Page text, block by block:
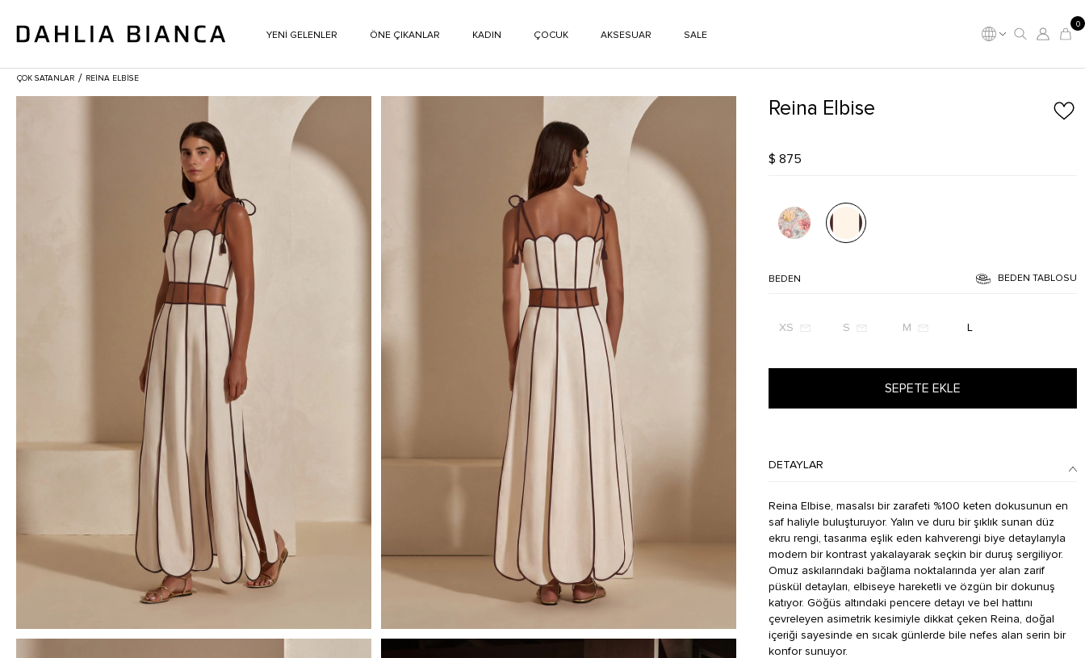
YENİ GELENLER ÖNE ÇIKANLAR KADIN ÇOCUK AKSESUAR SALE
0
ÇOK SATANLAR / REINA ELBISE
Reina Elbise
$ 875
BEDEN BEDEN TABLOSU
XS S M L
SEPETE EKLE
DETAYLAR
Reina Elbise, masalsı bir zarafeti %100 keten dokusunun en
saf haliyle buluşturuyor. Yalın ve duru bir şıklık sunan düz
ekru rengi, tasarıma eşlik eden kahverengi biye detaylarıyla
modern bir kontrast yakalayarak seçkin bir duruş sergiliyor.
Omuz askılarındaki bağlama noktalarında yer alan zarif
püskül detayları, elbiseye hareketli ve özgün bir dokunuş
katıyor. Göğüs altındaki pencere detayı ve bel hattını
çevreleyen asimetrik kesimiyle dikkat çeken Reina, doğal
içeriği sayesinde en sıcak günlerde bile nefes alan serin bir
konfor sunuyor.